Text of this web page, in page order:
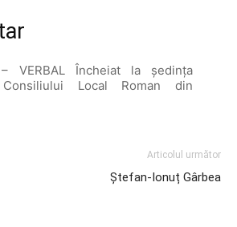
VERBAL Încheiat la şedinţa
Local Roman din
Articolul următor
Ștefan-Ionuț Gârbea